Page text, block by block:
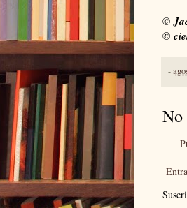
©
©
-
No